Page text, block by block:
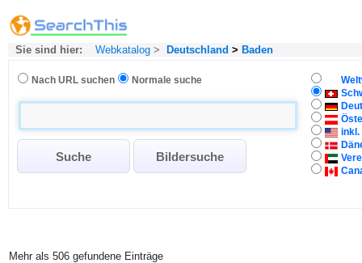
Sie sind hier: Webkatalog > Deutschland > Baden
Nach URL suchen Normale suche
inkl.
Mehr als 506 gefundene Einträge